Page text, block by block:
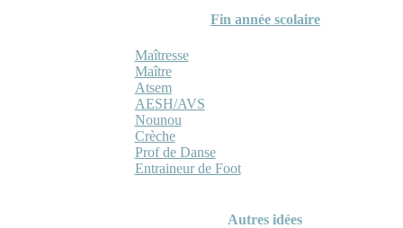
Fin année scolaire
Maîtresse
Maître
Atsem
AESH/AVS
Nounou
Crèche
Prof de Danse
Entraineur de Foot
Autres idées